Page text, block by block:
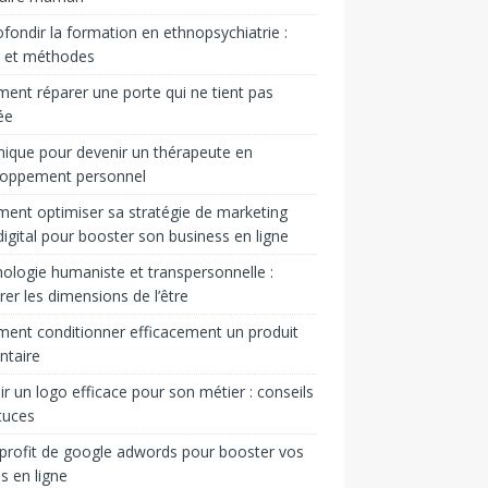
la formation en ethnopsychiatrie :
et méthodes
réparer une porte qui ne tient pas
pour devenir un thérapeute en
personnel
optimiser sa stratégie de marketing
pour booster son business en ligne
humaniste et transpersonnelle :
les dimensions de l’être
conditionner efficacement un produit
un logo efficace pour son métier : conseils
de google adwords pour booster vos
en ligne